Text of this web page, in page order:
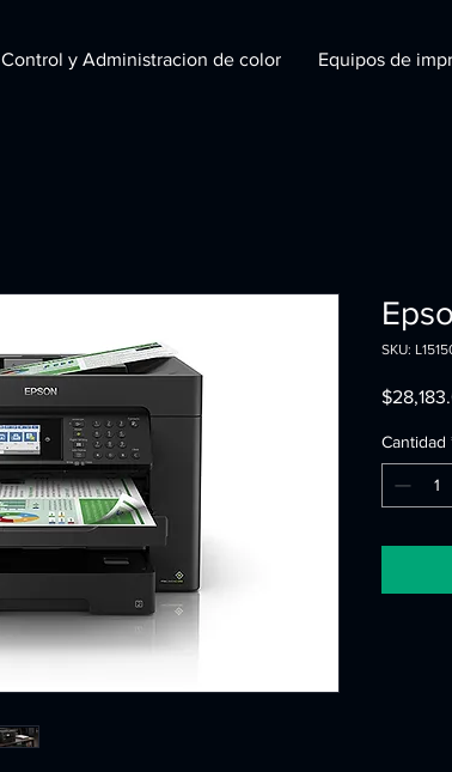
Control y Administracion de color Equipos de
SKU:
Cantidad